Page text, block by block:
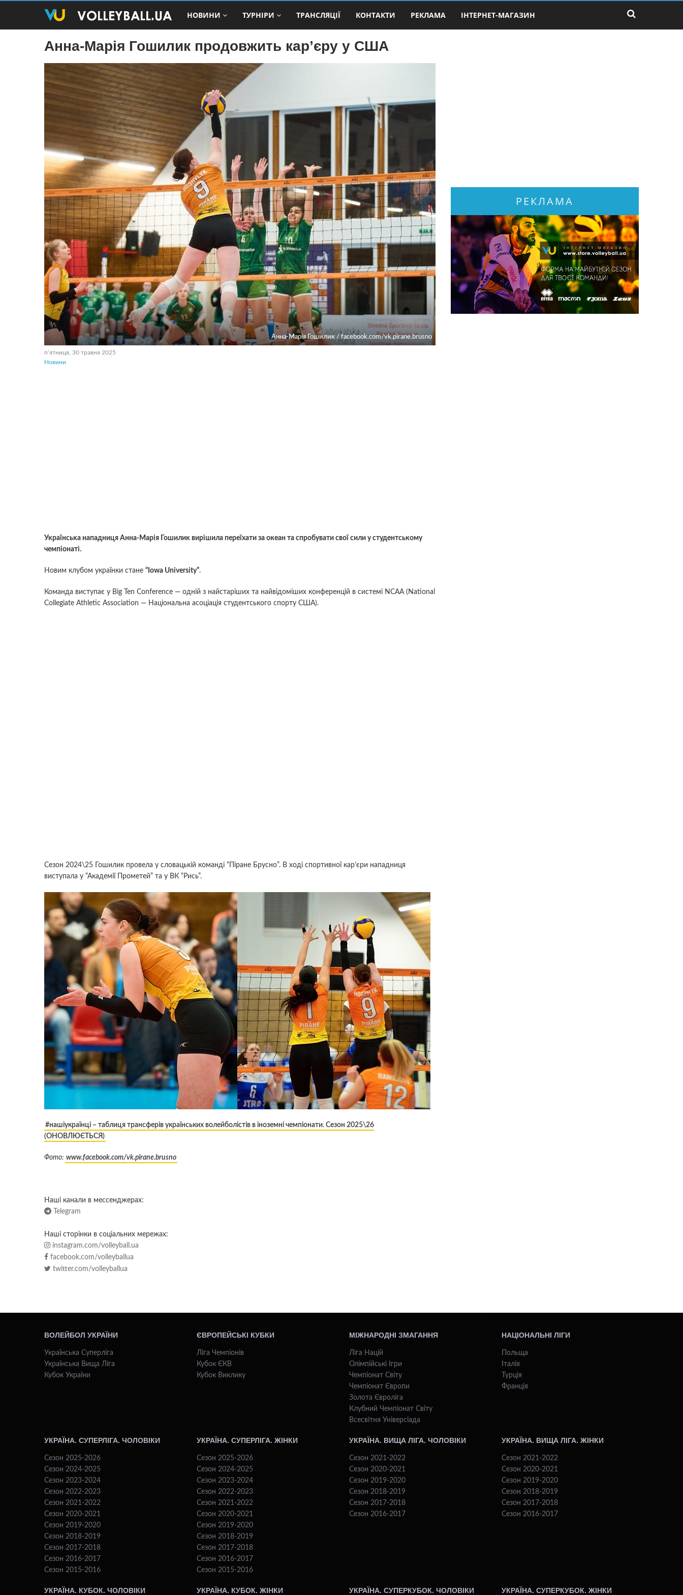
НОВИНИ ТУРНІРИ ТРАНСЛЯЦІЇ КОНТАКТИ РЕКЛАМА ІНТЕРНЕТ-МАГАЗИН
Анна-Марія Гошилик продовжить кар’єру у США
Анна-Марія Гошилик / facebook.com/vk.pirane.brusno
пʼятниця, 30 травня 2025
Новини
Українська нападниця Анна-Марія Гошилик вирішила переїхати за океан та спробувати свої сили у студентському
чемпіонаті.
Новим клубом українки стане “Iowa University”.
Команда виступає у Big Ten Conference — одній з найстаріших та найвідоміших конференцій в системі NCAA (National
Collegiate Athletic Association — Національна асоціація студентського спорту США).
Сезон 2024\25 Гошилик провела у словацькій команді “Піране Брусно”. В ході спортивної кар’єри нападниця
виступала у “Академії Прометей” та у ВК “Рись”.
#нашіукраїнці – таблиця трансферів українських волейболістів в іноземні чемпіонати. Сезон 2025\26
(ОНОВЛЮЄТЬСЯ)
Фото: www.facebook.com/vk.pirane.brusno
Наші канали в мессенджерах:
Telegram
Наші сторінки в соціальних мережах:
instagram.com/volleyball.ua
facebook.com/volleyballua
twitter.com/volleyballua
РЕКЛАМА
ВОЛЕЙБОЛ УКРАЇНИ
Українська Суперліга
Українська Вища Ліга
Кубок України
ЄВРОПЕЙСЬКІ КУБКИ
Ліга Чемпіонів
Кубок ЄКВ
Кубок Виклику
МІЖНАРОДНІ ЗМАГАННЯ
Ліга Націй
Олімпійські Ігри
Чемпіонат Світу
Чемпіонат Європи
Золота Євроліга
Клубний Чемпіонат Світу
Всесвiтня Унiверсiaда
НАЦІОНАЛЬНІ ЛІГИ
Польща
Італія
Турція
Франція
УКРАЇНА. СУПЕРЛІГА. ЧОЛОВІКИ
Сезон 2025-2026
Сезон 2024-2025
Сезон 2023-2024
Сезон 2022-2023
Сезон 2021-2022
Сезон 2020-2021
Сезон 2019-2020
Сезон 2018-2019
Сезон 2017-2018
Сезон 2016-2017
Сезон 2015-2016
УКРАЇНА. СУПЕРЛІГА. ЖІНКИ
Сезон 2025-2026
Сезон 2024-2025
Сезон 2023-2024
Сезон 2022-2023
Сезон 2021-2022
Сезон 2020-2021
Сезон 2019-2020
Сезон 2018-2019
Сезон 2017-2018
Сезон 2016-2017
Сезон 2015-2016
УКРАЇНА. ВИЩА ЛІГА. ЧОЛОВІКИ
Сезон 2021-2022
Сезон 2020-2021
Сезон 2019-2020
Сезон 2018-2019
Сезон 2017-2018
Сезон 2016-2017
УКРАЇНА. ВИЩА ЛІГА. ЖІНКИ
Сезон 2021-2022
Сезон 2020-2021
Сезон 2019-2020
Сезон 2018-2019
Сезон 2017-2018
Сезон 2016-2017
УКРАЇНА. КУБОК. ЧОЛОВІКИ УКРАЇНА. КУБОК. ЖІНКИ УКРАЇНА. СУПЕРКУБОК. ЧОЛОВІКИ УКРАЇНА. СУПЕРКУБОК. ЖІНКИ